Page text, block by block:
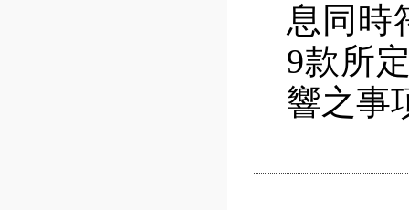
息同時
9款所
響之事